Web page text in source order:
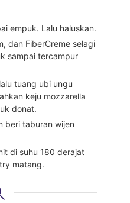
empuk. Lalu haluskan.
dan FiberCreme selagi
sampai tercampur
tuang ubi ungu
keju mozzarella
donat.
beri taburan wijen
di suhu 180 derajat
matang.